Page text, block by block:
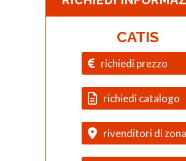
CATIS
richiedi prezzo
richiedi catalogo
rivenditori di zona